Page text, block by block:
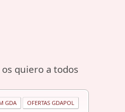
quiero a todos
GDA OFERTAS GDAPOL